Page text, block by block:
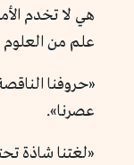
هي لا تخدم
علم من العلوم
«حروفنا
عصرنا».
«لغتنا شاذة